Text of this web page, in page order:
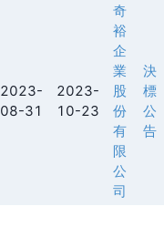
2023-
08-31
2023-
10-23
奇
裕
企
業
股
份
有
限
公
司
決
標
公
告